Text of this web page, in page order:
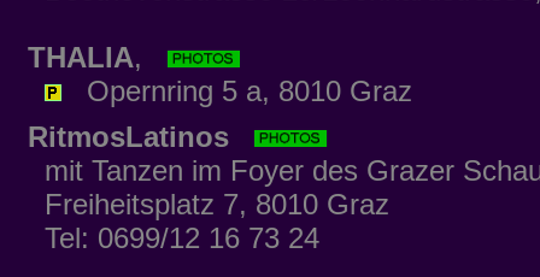
THALIA,
Opernring 5 a, 8010 Graz
RitmosLatinos
mit Tanzen im Foyer des Grazer
Freiheitsplatz 7, 8010 Graz
Tel: 0699/12 16 73 24